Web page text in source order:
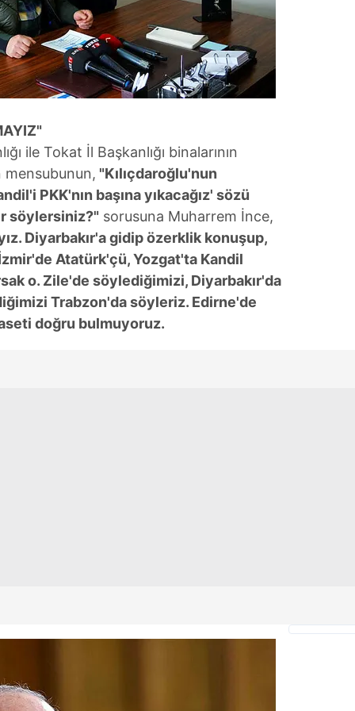
çerezlerle ilgili bilgi almak için lütfentıklayınız.
ile Tokat İl Başkanlığı binalarının
mensubunun, "Kılıçdaroğlu'nun
PKK'nın başına yıkacağız' sözü
söylersiniz?" sorusuna Muharrem İnce,
Diyarbakır'a gidip özerklik konuşup,
Atatürk'çü, Yozgat'ta Kandil
o. Zile'de söylediğimizi, Diyarbakır'da
Trabzon'da söyleriz. Edirne'de
doğru bulmuyoruz.